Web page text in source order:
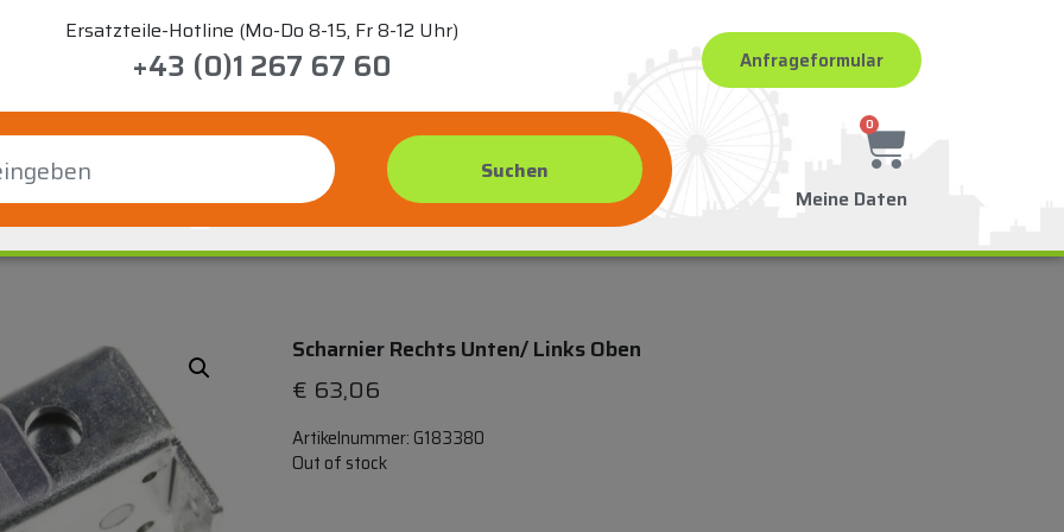
Ersatzteile-Hotline (Mo-Do 8-15, Fr 8-12 Uhr)
+43 (0)1 267 67 60 Anfrageformular
0
Meine Daten
Scharnier Rechts Unten/ Links Oben
€ 63,06
Artikelnummer: G183380
Out of stock